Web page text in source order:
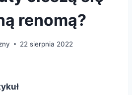
renomą?
22 sierpnia 2022